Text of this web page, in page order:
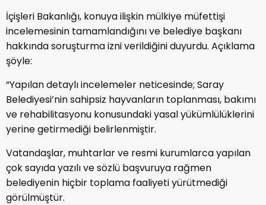
İçişleri Bakanlığı, konuya ilişkin mülkiye müfettişi
incelemesinin tamamlandığını ve belediye başkanı
hakkında soruşturma izni verildiğini duyurdu. Açıklama
şöyle:
“Yapılan detaylı incelemeler neticesinde; Saray
Belediyesi’nin sahipsiz hayvanların toplanması, bakımı
ve rehabilitasyonu konusundaki yasal yükümlülüklerini
yerine getirmediği belirlenmiştir.
Vatandaşlar, muhtarlar ve resmi kurumlarca yapılan
çok sayıda yazılı ve sözlü başvuruya rağmen
belediyenin hiçbir toplama faaliyeti yürütmediği
görülmüştür.